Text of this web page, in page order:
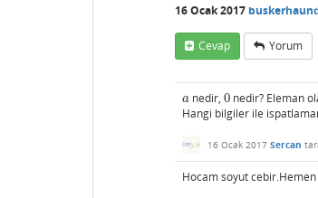
16 Ocak 2017
Cevap Yorum
a
a nedir,0
0 nedir? Eleman
Hangi bilgiler ile
16 Ocak 2017 Sercan
Hocam soyut